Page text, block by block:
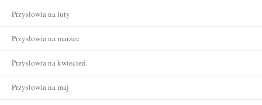
Przysłowia na luty
Przysłowia na marzec
Przysłowia na kwiecień
Przysłowia na maj